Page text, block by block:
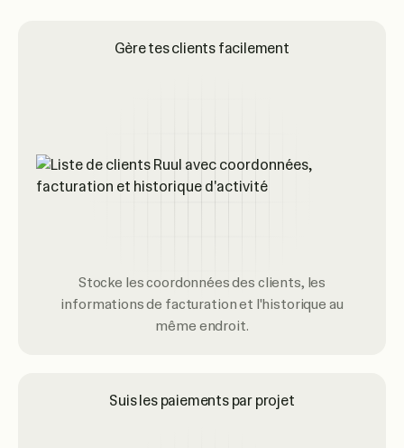
Gère tes clients facilement
Stocke les coordonnées des clients, les
informations de facturation et l'historique au
même endroit.
Suis les paiements par projet